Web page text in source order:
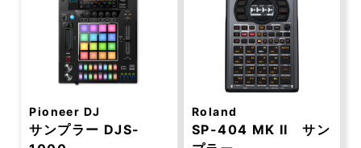
Pioneer DJ
サンプラー DJS-
Roland
SP-404 MK II サン